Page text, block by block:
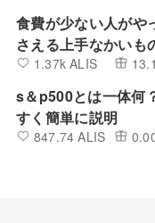
食費が少ない人がや
さえる上手なかいも
1.37k ALIS
s＆p500とは一体何
すく簡単に説明
847.74 ALIS